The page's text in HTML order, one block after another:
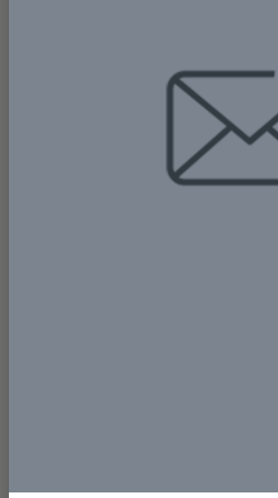
Kotaraja. Saat duduk di kursi
terasa dingin. Dalam hatinya
terlalu tinggi untukku. Ia
Yaruhuk. Namun di balik
dengan jujur dan apa adanya.